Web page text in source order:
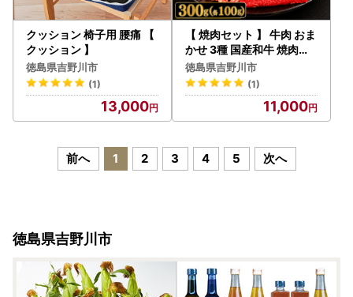
クッション 椅子用 腰痛 【
クッション 】
徳島県吉野川市
(1)
13,000
【 焼肉セット 】 牛肉 おま
かせ 3種 国産和牛 焼肉セ
ット
徳島県吉野川市
(1)
11,000
前へ 1 2 3 4 5 次へ
徳島県吉野川市